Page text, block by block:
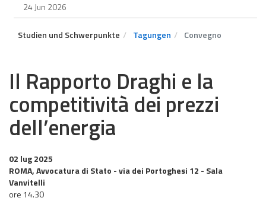
24 Jun 2026
Studien und Schwerpunkte Tagungen Convegno
Il Rapporto Draghi e la
competitività dei prezzi
dell’energia
02 lug 2025
ROMA, Avvocatura di Stato - via dei Portoghesi 12 - Sala
Vanvitelli
ore 14.30